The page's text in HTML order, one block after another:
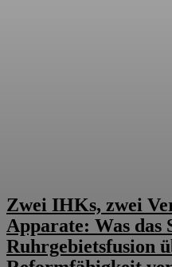
Zwei IHKs, zwei
Apparate: Was das
Ruhrgebietsfusion